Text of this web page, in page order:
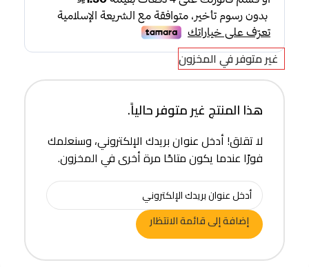
غير متوفر في المخزون
هذا المنتج غير متوفر حالياً.
لا تقلق! أدخل عنوان بريدك الإلكتروني، وسنعلمك
فورًا عندما يكون متاحًا مرة أخرى في المخزون.
إضافة إلى قائمة الانتظار